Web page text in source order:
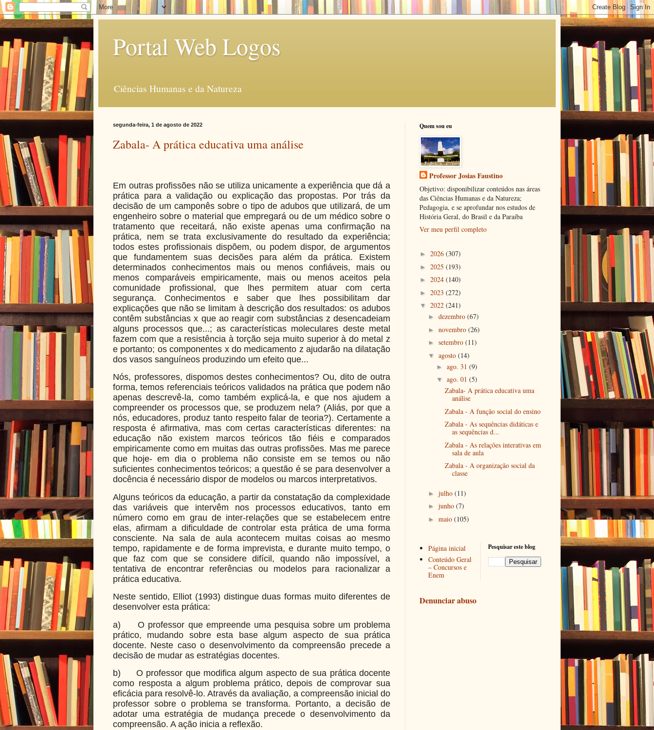
Portal Web Logos
Ciências Humanas e da Natureza
segunda-feira, 1 de agosto de 2022
Zabala- A prática educativa uma análise
Em outras profissões não se utiliza unicamente a experiência que dá a
prática para a validação ou explicação das propostas. Por trás da
decisão de um camponês sobre o tipo de adubos que utilizará, de um
engenheiro sobre o material que empregará ou de um médico sobre o
tratamento que receitará, não existe apenas uma confirmação na
prática, nem se trata exclusivamente do resultado da experiência;
todos estes profissionais dispõem, ou podem dispor, de argumentos
que fundamentem suas decisões para além da prática. Existem
determinados conhecimentos mais ou menos confiáveis, mais ou
menos comparáveis empiricamente, mais ou menos aceitos pela
comunidade profissional, que lhes permitem atuar com certa
segurança. Conhecimentos e saber que lhes possibilitam dar
explicações que não se limitam à descrição dos resultados: os adubos
contêm substâncias x que ao reagir com substâncias z desencadeiam
alguns processos que...; as características moleculares deste metal
fazem com que a resistência à torção seja muito superior à do metal z
e portanto; os componentes x do medicamento z ajudarão na dilatação
dos vasos sanguíneos produzindo um efeito que...
Nós, professores, dispomos destes conhecimentos? Ou, dito de outra
forma, temos referenciais teóricos validados na prática que podem não
apenas descrevê-la, como também explicá-la, e que nos ajudem a
compreender os processos que, se produzem nela? (Aliás, por que a
nós, educadores, produz tanto respeito falar de teoria?). Certamente a
resposta é afirmativa, mas com certas características diferentes: na
educação não existem marcos teóricos tão fiéis e comparados
empiricamente como em muitas das outras profissões. Mas me parece
que hoje- em dia o problema não consiste em se temos ou não
suficientes conhecimentos teóricos; a questão é se para desenvolver a
docência é necessário dispor de modelos ou marcos interpretativos.
Alguns teóricos da educação, a partir da constatação da complexidade
das variáveis que intervêm nos processos educativos, tanto em
número como em grau de inter-relações que se estabelecem entre
elas, afirmam a dificuldade de controlar esta prática de uma forma
consciente. Na sala de aula acontecem muitas coisas ao mesmo
tempo, rapidamente e de forma imprevista, e durante muito tempo, o
que faz com que se considere difícil, quando não impossível, a
tentativa de encontrar referências ou modelos para racionalizar a
prática educativa.
Neste sentido, Elliot (1993) distingue duas formas muito diferentes de
desenvolver esta prática:
a)
O professor que empreende uma pesquisa sobre um problema
prático, mudando sobre esta base algum aspecto de sua prática
docente. Neste caso o desenvolvimento da compreensão precede a
decisão de mudar as estratégias docentes.
b)
O professor que modifica algum aspecto de sua prática docente
como resposta a algum problema prático, depois de comprovar sua
eficácia para resolvê-lo. Através da avaliação, a compreensão inicial do
professor sobre o problema se transforma. Portanto, a decisão de
adotar uma estratégia de mudança precede o desenvolvimento da
compreensão. A ação inicia a reflexão.
Quem sou eu
Professor Josias Faustino
Objetivo: disponibilizar conteúdos nas áreas
das Ciências Humanas e da Natureza;
Pedagogia, e se aprofundar nos estudos de
História Geral, do Brasil e da Paraíba
Ver meu perfil completo
► 2026 (307)
► 2025 (193)
► 2024 (140)
► 2023 (272)
▼ 2022 (241)
► dezembro (67)
► novembro (26)
► setembro (11)
▼ agosto (14)
► ago. 31 (9)
▼ ago. 01 (5)
Zabala- A prática educativa uma
análise
Zabala - A função social do ensino
Zabala - As sequências didáticas e
as sequências d...
Zabala - As relações interativas em
sala de aula
Zabala - A organização social da
classe
► julho (11)
► junho (7)
► maio (105)
Página inicial
Conteúdo Geral
– Concursos e
Enem
Pesquisar este blog
Denunciar abuso